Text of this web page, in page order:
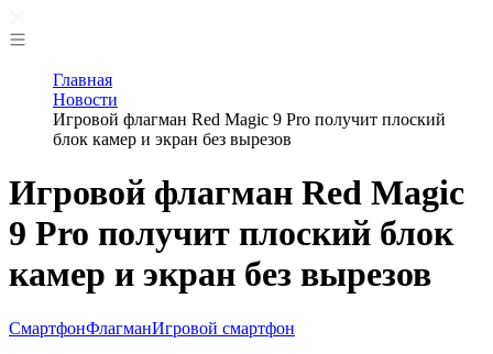
Главная
Новости
Игровой флагман Red Magic 9 Pro получит плоский
блок камер и экран без вырезов
Игровой флагман Red Magic
9 Pro получит плоский блок
камер и экран без вырезов
СмартфонФлагманИгровой смартфон